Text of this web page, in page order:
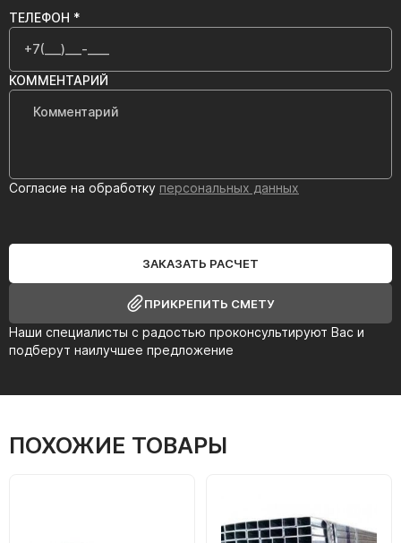
Наши специалисты с радостью проконсультируют Вас и
подберут наилучшее предложение
ТЕЛЕФОН *
КОММЕНТАРИЙ
Согласие на обработку персональных данных
ЗАКАЗАТЬ РАСЧЕТ
ПРИКРЕПИТЬ СМЕТУ
ПОХОЖИЕ ТОВАРЫ